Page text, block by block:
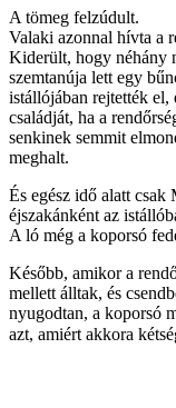
A tömeg felzúdult.
Valaki azonnal hívta a
Kiderült, hogy néhány
szemtanúja lett egy
istállójában rejtették el,
családját, ha a
senkinek semmit
meghalt.
És egész idő alatt csak
éjszakánként az
A ló még a koporsó
Később, amikor a
mellett álltak, és
nyugodtan, a koporsó
azt, amiért akkora